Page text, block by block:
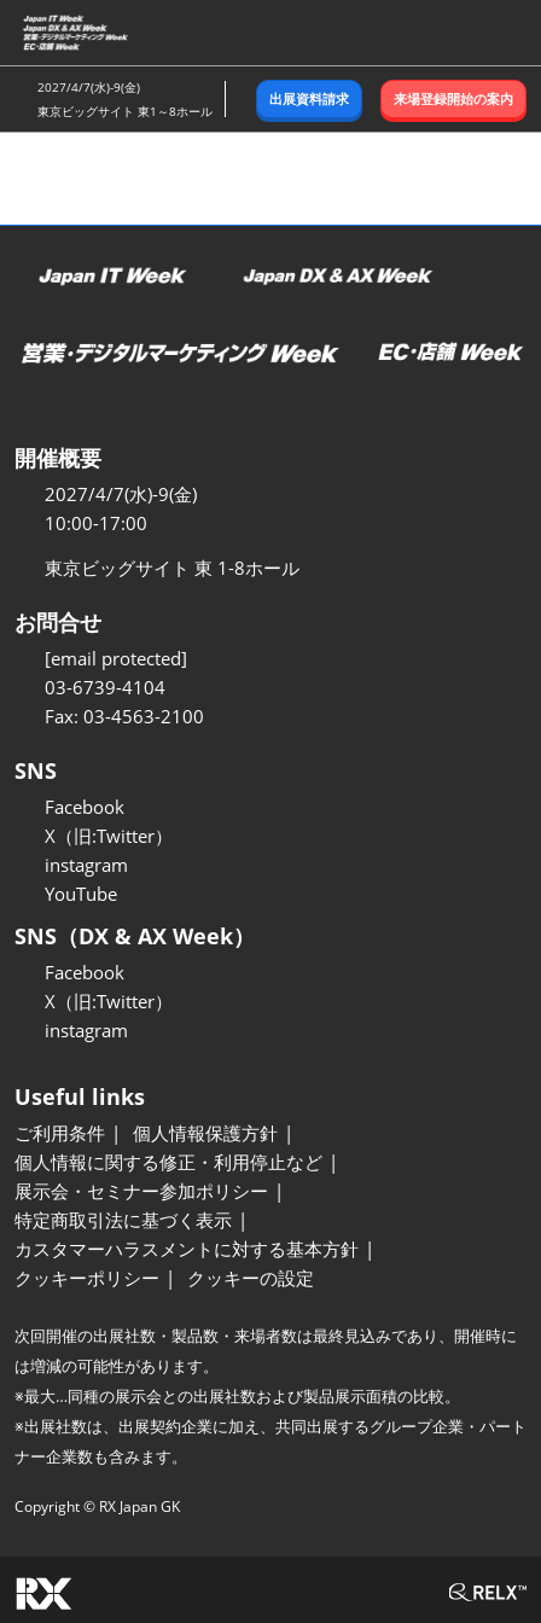
ス
キ
ッ
し
む
2027/4/7(水)-9(金)
東京ビッグサイト 東1～8ホール
出展資料請求 来場登録開始の案内
開催概要
2027/4/7(水)-9(金)
10:00-17:00
東京ビッグサイト 東 1-8ホール
お問合せ
[email protected]
03-6739-4104
Fax: 03-4563-2100
SNS
Facebook
X（旧:Twitter）
instagram
YouTube
SNS（DX & AX Week）
Facebook
X（旧:Twitter）
instagram
Useful links
ご利用条件
個人情報保護方針
個人情報に関する修正・利用停止など
展示会・セミナー参加ポリシー
特定商取引法に基づく表示
カスタマーハラスメントに対する基本方針
クッキーポリシー
クッキーの設定
次回開催の出展社数・製品数・来場者数は最終見込みであり、開催時に
は増減の可能性があります。
※最大…同種の展示会との出展社数および製品展示面積の比較。
※出展社数は、出展契約企業に加え、共同出展するグループ企業・パート
ナー企業数も含みます。
Copyright © RX Japan GK